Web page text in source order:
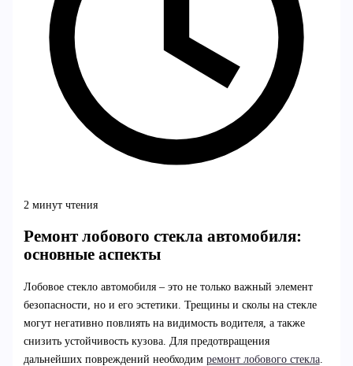
2 минут чтения
Ремонт лобового стекла автомобиля:
основные аспекты
Лобовое стекло автомобиля – это не только важный элемент
безопасности, но и его эстетики. Трещины и сколы на стекле
могут негативно повлиять на видимость водителя, а также
снизить устойчивость кузова. Для предотвращения
дальнейших повреждений необходим ремонт лобового стекла.